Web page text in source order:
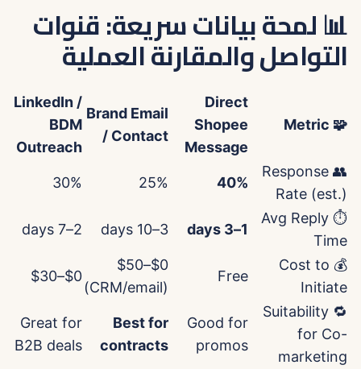
📊 لمحة بيانات سريعة: قنوات
التواصل والمقارنة العملية
🧩 Metric
Direct
Shopee
Message
Brand Email
/ Contact
LinkedIn /
BDM
Outreach
👥 Response
Rate (est.)
40%
25%
30%
⏱️ Avg Reply
Time
1–3 days
3–10 days
2–7 days
💰 Cost to
Initiate
Free
$0–$50
(CRM/email)
$0–$30
🔁 Suitability
for Co-
marketing
Good for
promos
Best for
contracts
Great for
B2B deals